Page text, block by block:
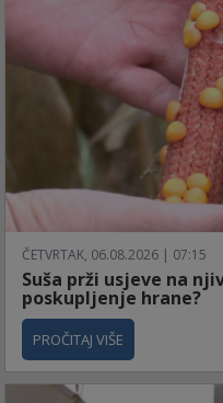
ČETVRTAK, 06.08.2026 | 07:15
Suša prži usjeve na
poskupljenje hrane?
PROČITAJ VIŠE